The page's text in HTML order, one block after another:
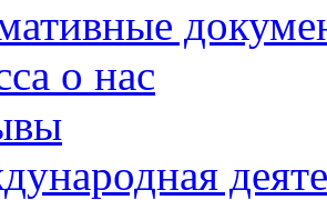
о нас